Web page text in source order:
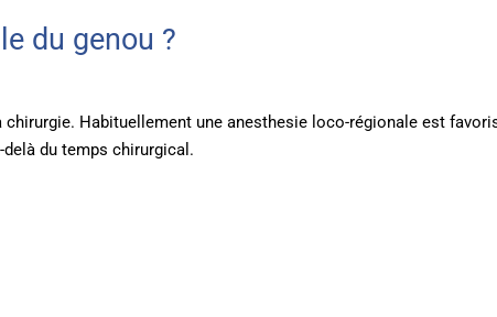
du genou ?
Habituellement une anesthesie loco-régionale est
du temps chirurgical.